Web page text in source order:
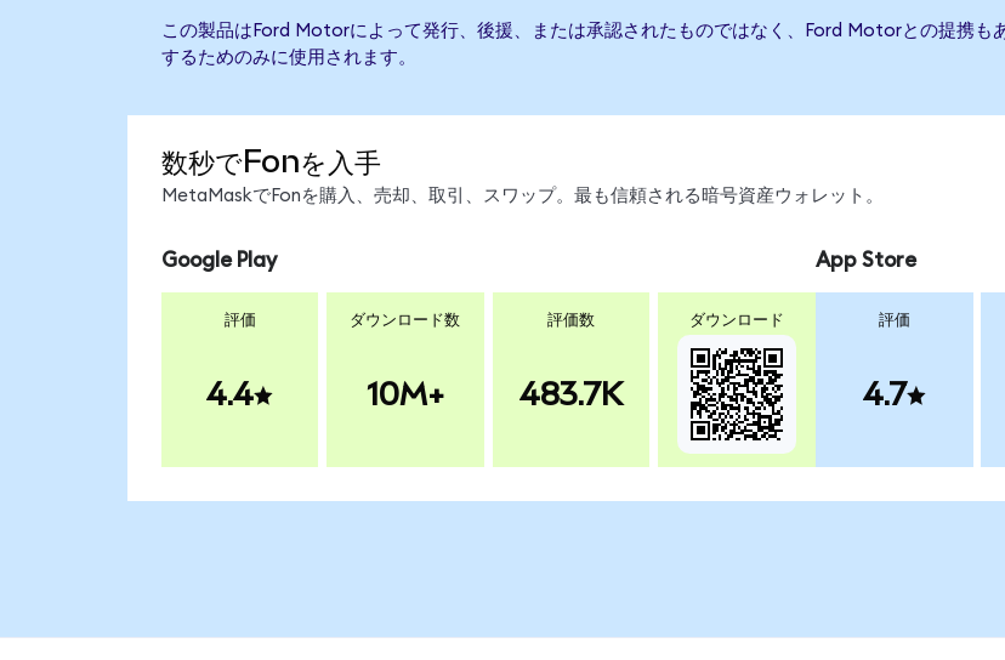
この製品はFord Motorによって発行、後援、または承認されたものではなく、Ford Motorとの提携も
するためのみに使用されます。
数秒でFonを入手
MetaMaskでFonを購入、売却、取引、スワップ。最も信頼される暗号資産ウォレット。
Google Play
評価
4.4
ダウンロード数
10M+
評価数
483.7K
ダウンロード
App Store
評価
4.7